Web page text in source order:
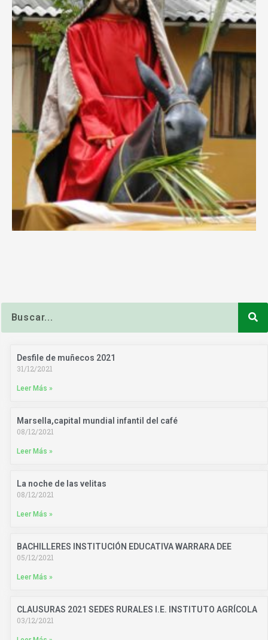
Desfile de muñecos 2021
31/12/2021
Leer Más »
Marsella,capital mundial infantil del café
08/12/2021
Leer Más »
La noche de las velitas
08/12/2021
Leer Más »
BACHILLERES INSTITUCIÓN EDUCATIVA WARRARA DEE
05/12/2021
Leer Más »
CLAUSURAS 2021 SEDES RURALES I.E. INSTITUTO AGRÍCOLA
03/12/2021